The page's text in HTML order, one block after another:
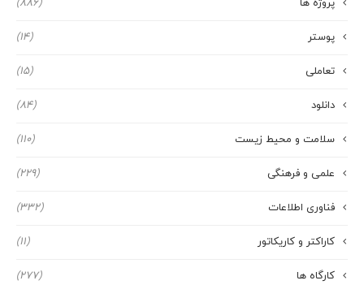
پروژه ها (886)
پوستر (14)
تعاملی (15)
دانلود (84)
سلامت و محیط زیست (110)
علمی و فرهنگی (229)
فناوری اطلاعات (332)
کاراکتر و کاریکاتور (11)
کارگاه ها (277)